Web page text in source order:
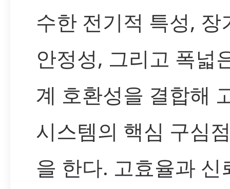
수한 전기적 특성, 장
안정성, 그리고 폭넓
계 호환성을 결합해
시스템의 핵심 구심
을 한다. 고효율과 신